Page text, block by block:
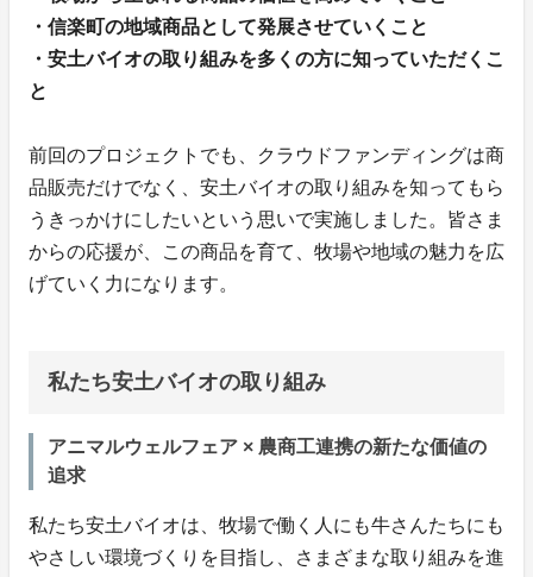
・信楽町の地域商品として発展させていくこと
・安土バイオの取り組みを多くの方に知っていただくこ
と
前回のプロジェクトでも、クラウドファンディングは商
品販売だけでなく、安土バイオの取り組みを知ってもら
うきっかけにしたいという思いで実施しました。皆さま
からの応援が、この商品を育て、牧場や地域の魅力を広
げていく力になります。
私たち安土バイオの取り組み
アニマルウェルフェア × 農商工連携の新たな価値の
追求
私たち安土バイオは、牧場で働く人にも牛さんたちにも
やさしい環境づくりを目指し、さまざまな取り組みを進